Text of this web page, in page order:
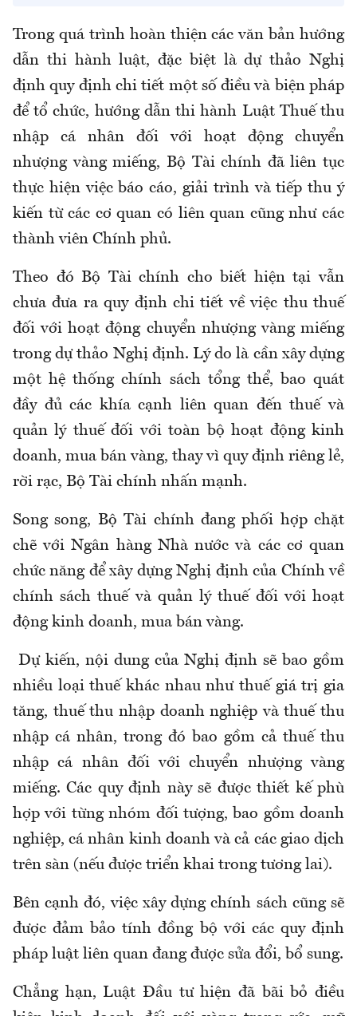
Trong quá trình hoàn thiện các văn bản hướng
dẫn thi hành luật, đặc biệt là dự thảo Nghị
định quy định chi tiết một số điều và biện pháp
để tổ chức, hướng dẫn thi hành Luật Thuế thu
nhập cá nhân đối với hoạt động chuyển
nhượng vàng miếng, Bộ Tài chính đã liên tục
thực hiện việc báo cáo, giải trình và tiếp thu ý
kiến từ các cơ quan có liên quan cũng như các
thành viên Chính phủ.
Theo đóBộ Tài chính cho biết hiện tại vẫn
chưa đưa ra quy định chi tiết về việc thu thuế
đối với hoạt động chuyển nhượng vàng miếng
trong dự thảo Nghị định. Lý do là cần xây dựng
một hệ thống chính sách tổng thể, bao quát
đầy đủ các khía cạnh liên quan đến thuế và
quản lý thuế đối với toàn bộ hoạt động kinh
doanh, mua bán vàng, thay vì quy định riêng lẻ,
rời rạc, Bộ Tài chính nhấn mạnh.
Song song, Bộ Tài chính đang phối hợp chặt
chẽ với Ngân hàng Nhà nước và các cơ quan
chức năng để xây dựng Nghị định của Chính về
chính sách thuế và quản lý thuế đối với hoạt
động kinh doanh, mua bán vàng.
Dự kiến, nội dung của Nghị định sẽ bao gồm
nhiều loại thuế khác nhau như thuế giá trị gia
tăng, thuế thu nhập doanh nghiệp và thuế thu
nhập cá nhân, trong đó bao gồm cả thuế thu
nhập cá nhân đối với chuyển nhượng vàng
miếng. Các quy định này sẽ được thiết kế phù
hợp với từng nhóm đối tượng, bao gồm doanh
nghiệp, cá nhân kinh doanh và cả các giao dịch
trên sàn (nếu được triển khai trong tương lai).
Bên cạnh đó, việc xây dựng chính sách cũng sẽ
được đảm bảo tính đồng bộ với các quy định
pháp luật liên quan đang được sửa đổi, bổ sung.
Chẳng hạn, Luật Đầu tư hiện đã bãi bỏ điều